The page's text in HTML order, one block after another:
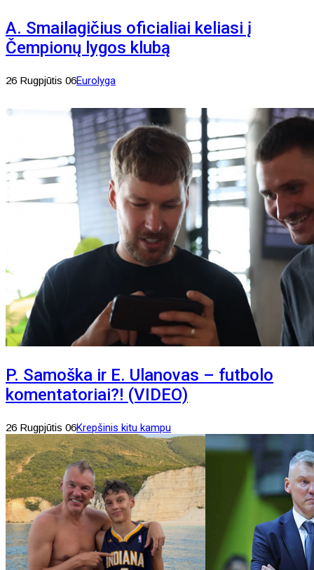
A. Smailagičius oficialiai keliasi į
Čempionų lygos klubą
26 Rugpjūtis 06Eurolyga
P. Samoška ir E. Ulanovas – futbolo
komentatoriai?! (VIDEO)
26 Rugpjūtis 06Krepšinis kitu kampu